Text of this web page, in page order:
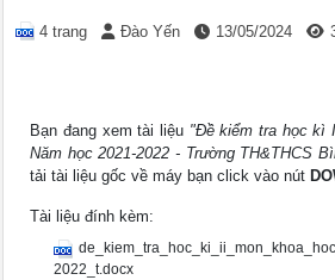
4 trang Đào Yến 13/05/2024
Bạn đang xem tài liệu "Đề kiểm tra học kì
Năm học 2021-2022 - Trường TH&THCS
tải tài liệu gốc về máy bạn click vào nút
Tài liệu đính kèm:
2022_t.docx